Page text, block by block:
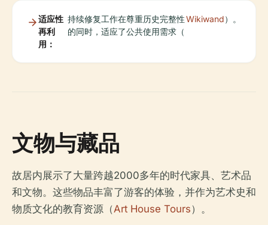
适应性
再利
用：
持续修复工作在尊重历史完整性
的同时，适应了公共使用需求（
Wikiwand）。
文物与藏品
故居内展示了大量跨越2000多年的时代家具、艺术品
和文物。这些物品丰富了游客的体验，并作为艺术史和
物质文化的教育资源（Art House Tours）。